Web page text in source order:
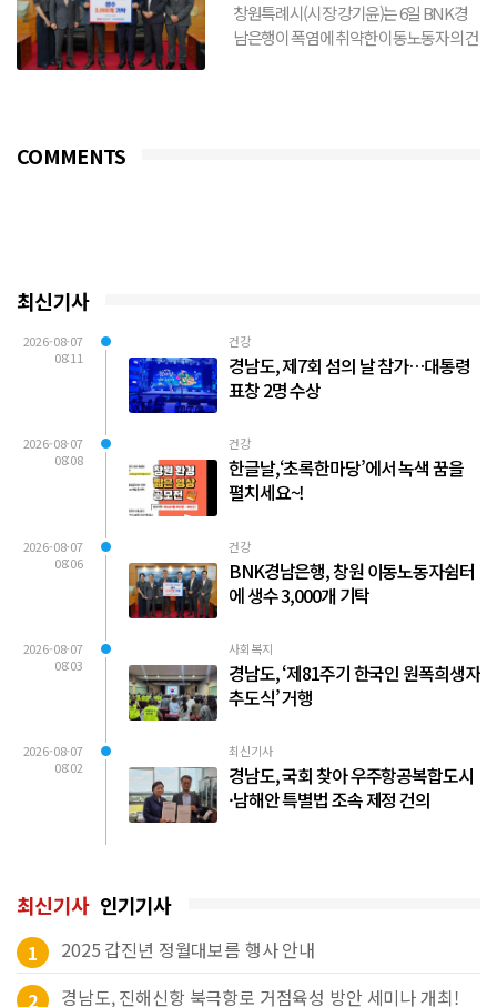
창원특례시(시장 강기윤)는 6일 BNK경
남은행이 폭염에 취약한 이동노동자의 건
COMMENTS
최신기사
2026-08-07
08:11
건강
경남도, 제7회 섬의 날 참가…대통령
표창 2명 수상
2026-08-07
08:08
건강
한글날,‘초록한마당’에서 녹색 꿈을
펼치세요~!
2026-08-07
08:06
건강
BNK경남은행, 창원 이동노동자쉼터
에 생수 3,000개 기탁
2026-08-07
08:03
사회복지
경남도, ‘제81주기 한국인 원폭희생자
추도식’ 거행
2026-08-07
08:02
최신기사
경남도, 국회 찾아 우주항공복합도시
·남해안 특별법 조속 제정 건의
최신기사 인기기사
1
2025 갑진년 정월대보름 행사 안내
2
경남도, 진해신항 북극항로 거점육성 방안 세미나 개최!